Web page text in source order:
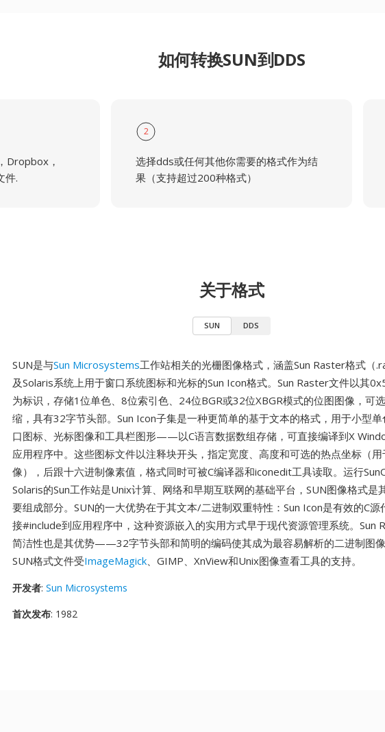
如何转换SUN到DDS
Dropbox，
件.
2
选择dds或任何其他你需要的格式作为结
果（支持超过200种格式）
关于格式
SUN DDS
SUN是与Sun Microsystems工作站相关的光栅图像格式，涵盖Sun Raster格式（
及Solaris系统上用于窗口系统图标和光标的Sun Icon格式。Sun Raster文件以其
为标识，存储1位单色、8位索引色、24位BGR或32位XBGR模式的位图图像，可
缩，具有32字节头部。Sun Icon子集是一种更简单的基于文本的格式，用于小型
口图标、光标图像和工具栏图形——以C语言数据数组存储，可直接编译到X
应用程序中。这些图标文件以注释块开头，指定宽度、高度和可选的热点坐标（
像），后跟十六进制像素值，格式同时可被C编译器和iconedit工具读取。运行
Solaris的Sun工作站是Unix计算、网络和早期互联网的基础平台，SUN图像格式是
要组成部分。SUN的一大优势在于其文本/二进制双重特性：Sun Icon是有效的C源
接#include到应用程序中，这种资源嵌入的实用方式早于现代资源管理系统。Sun
简洁性也是其优势——32字节头部和简明的编码使其成为最容易解析的二进制图
SUN格式文件受ImageMagick、GIMP、XnView和Unix图像查看工具的支持。
开发者: Sun Microsystems
首次发布: 1982